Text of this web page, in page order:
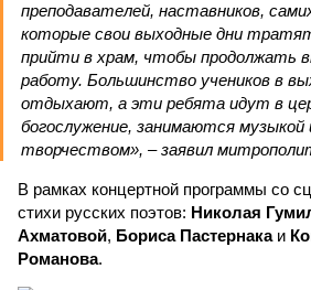
преподавателей, наставников,
которые свои выходные дни
прийти в храм, чтобы продолжать
работу. Большинство учеников в
отдыхают, а эти ребята идут в
богослужение, занимаются музыкой
творчеством», – заявил
В рамках концертной программы со
стихи русских поэтов: Николая
Ахматовой, Бориса Пастернакаи
Романова.